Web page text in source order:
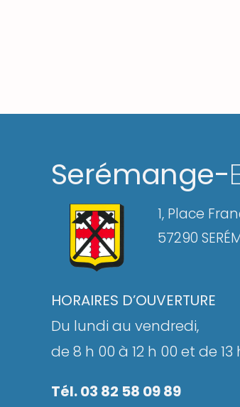
Serémange-
1, Place
57290
HORAIRES D’OUVERTURE
Du lundi au vendredi,
de 8 h 00 à 12 h 00 et de 13
Tél. 03 82 58 09 89